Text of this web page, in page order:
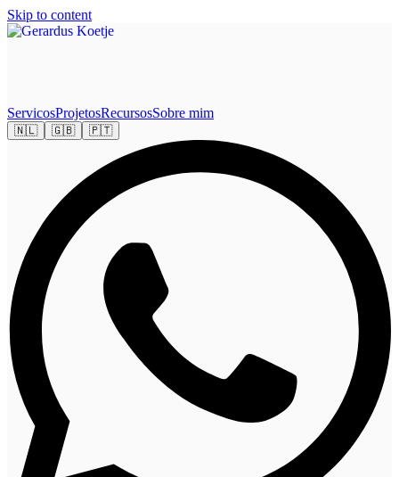
Skip to content
ServicosProjetosRecursosSobre mim
🇳🇱 🇬🇧 🇵🇹